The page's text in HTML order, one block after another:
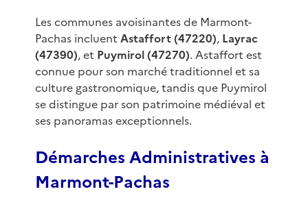
Les communes avoisinantes de Marmont-
Pachas incluent Astaffort (47220), Layrac
(47390), et Puymirol (47270). Astaffort est
connue pour son marché traditionnel et sa
culture gastronomique, tandis que Puymirol
se distingue par son patrimoine médiéval et
ses panoramas exceptionnels.
Démarches Administratives à
Marmont-Pachas